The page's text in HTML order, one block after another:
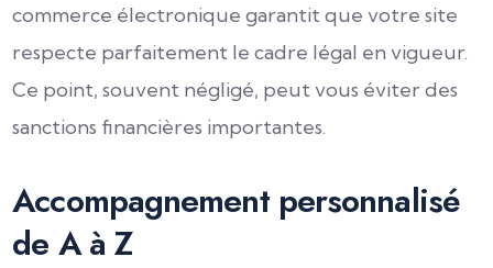
commerce électronique garantit que votre site
respecte parfaitement le cadre légal en vigueur.
Ce point, souvent négligé, peut vous éviter des
sanctions financières importantes.
Accompagnement personnalisé
de A à Z